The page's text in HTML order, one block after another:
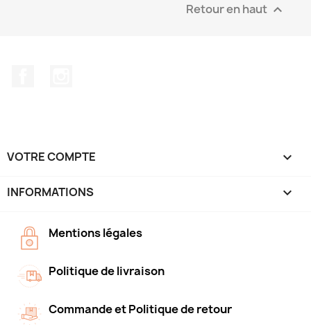
Retour en haut 
VOTRE COMPTE 
INFORMATIONS keyboard_arrow_down
Mentions légales
Politique de livraison
Commande et Politique de retour